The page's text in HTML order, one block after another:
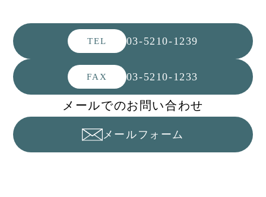
TEL 03-5210-1239
FAX 03-5210-1233
メールでのお問い合わせ
メールフォーム